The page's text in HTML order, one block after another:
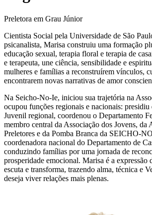
Preletora em Grau Júnior
Cientista Social pela Universidade de São
psicanalista, Marisa construiu uma formação
educação sexual, terapia floral e terapia de
e terapeuta, une ciência, sensibilidade e
mulheres e famílias a reconstruírem vínculos,
encontrarem novas narrativas de amor
Na Seicho-No-Ie, iniciou sua trajetória na
ocupou funções regionais e nacionais:
Juvenil regional, coordenou o Departamento
membro central da Associação dos Jovens, da
Preletores e da Pomba Branca da SEICHO-
coordenadora nacional do Departamento de
conduzindo famílias por uma jornada de
prosperidade emocional. Marisa é a expressão
escuta e transforma, trazendo alma, técnica e
deseja viver relações mais plenas.